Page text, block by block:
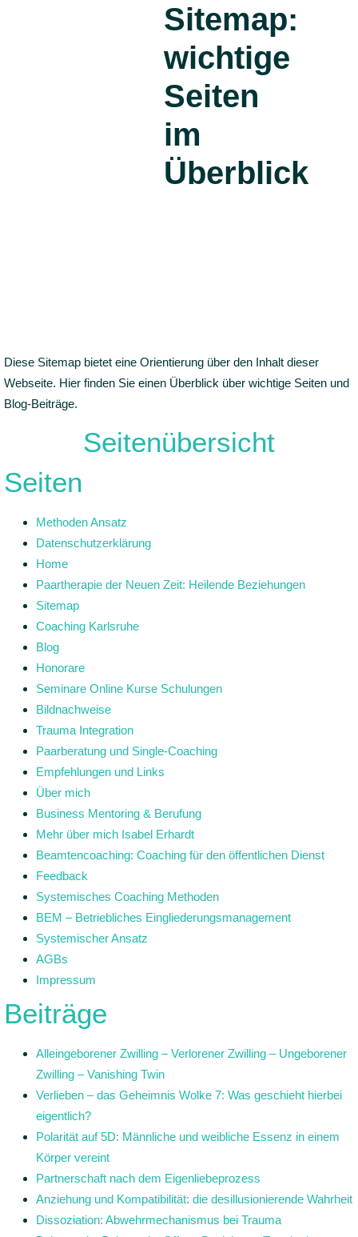
Sitemap:
wichtige
Seiten
im
Überblick
Diese Sitemap bietet eine Orientierung über den Inhalt dieser
Webseite. Hier finden Sie einen Überblick über wichtige Seiten und
Blog-Beiträge.
Seitenübersicht
Seiten
Methoden Ansatz
Datenschutzerklärung
Home
Paartherapie der Neuen Zeit: Heilende Beziehungen
Sitemap
Coaching Karlsruhe
Blog
Honorare
Seminare Online Kurse Schulungen
Bildnachweise
Trauma Integration
Paarberatung und Single-Coaching
Empfehlungen und Links
Über mich
Business Mentoring & Berufung
Mehr über mich Isabel Erhardt
Beamtencoaching: Coaching für den öffentlichen Dienst
Feedback
Systemisches Coaching Methoden
BEM – Betriebliches Eingliederungsmanagement
Systemischer Ansatz
AGBs
Impressum
Beiträge
Alleingeborener Zwilling – Verlorener Zwilling – Ungeborener
Zwilling – Vanishing Twin
Verlieben – das Geheimnis Wolke 7: Was geschieht hierbei
eigentlich?
Polarität auf 5D: Männliche und weibliche Essenz in einem
Körper vereint
Partnerschaft nach dem Eigenliebeprozess
Anziehung und Kompatibilität: die desillusionierende Wahrheit
Dissoziation: Abwehrmechanismus bei Trauma